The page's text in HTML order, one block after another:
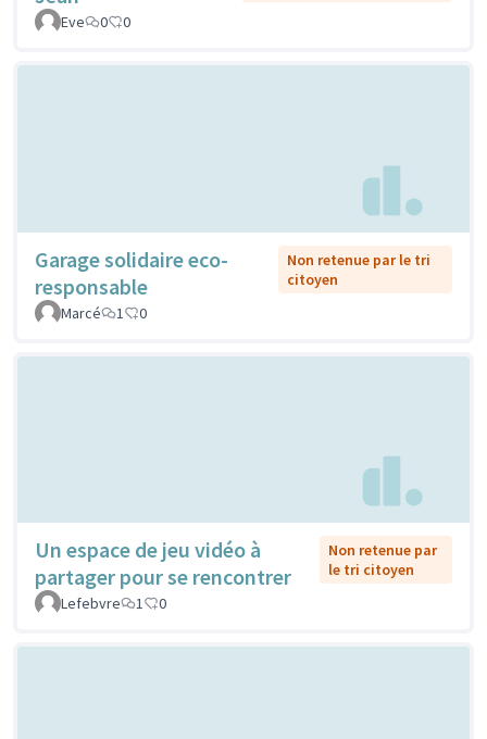
Eve
0 0
Garage solidaire eco-
responsable
Non retenue par le tri
citoyen
Marcé
1 0
Un espace de jeu vidéo à
partager pour se rencontrer
Non retenue par
le tri citoyen
Lefebvre
1 0